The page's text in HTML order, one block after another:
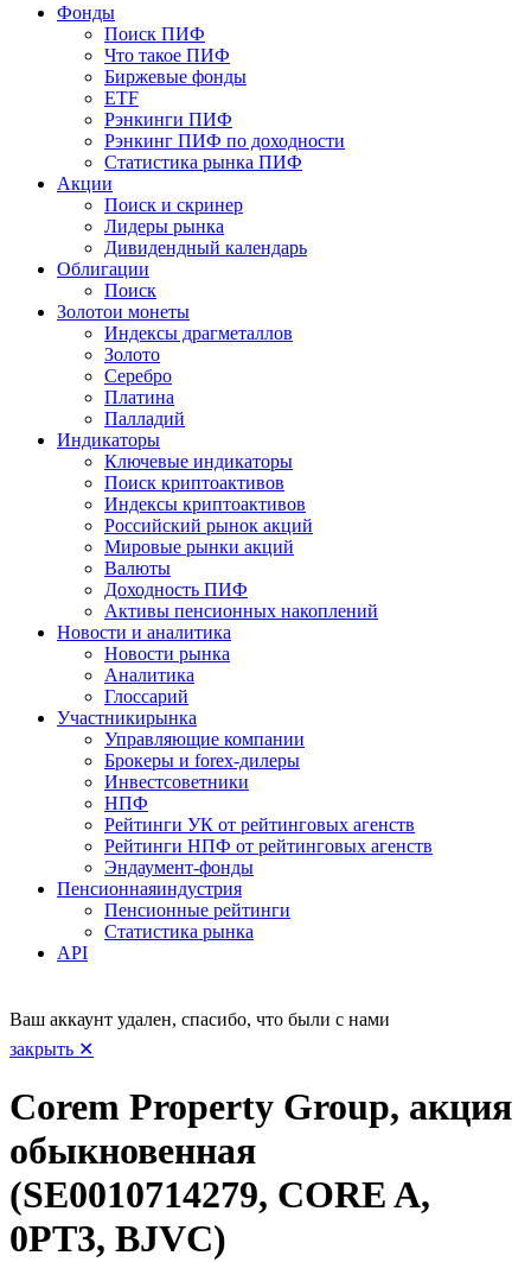
Фонды
Поиск ПИФ
Что такое ПИФ
Биржевые фонды
ETF
Рэнкинги ПИФ
Рэнкинг ПИФ по доходности
Статистика рынка ПИФ
Акции
Поиск и скринер
Лидеры рынка
Дивидендный календарь
Облигации
Поиск
Золотои монеты
Индексы драгметаллов
Золото
Серебро
Платина
Палладий
Индикаторы
Ключевые индикаторы
Поиск криптоактивов
Индексы криптоактивов
Российский рынок акций
Мировые рынки акций
Валюты
Доходность ПИФ
Активы пенсионных накоплений
Новости и аналитика
Новости рынка
Аналитика
Глоссарий
Участникирынка
Управляющие компании
Брокеры и forex-дилеры
Инвестсоветники
НПФ
Рейтинги УК от рейтинговых агенств
Рейтинги НПФ от рейтинговых агенств
Эндаумент-фонды
Пенсионнаяиндустрия
Пенсионные рейтинги
Статистика рынка
API
Ваш аккаунт удален, спасибо, что были с нами
закрыть ✕
Corem Property Group, акция
обыкновенная
(SE0010714279, CORE A,
0PT3, BJVC)